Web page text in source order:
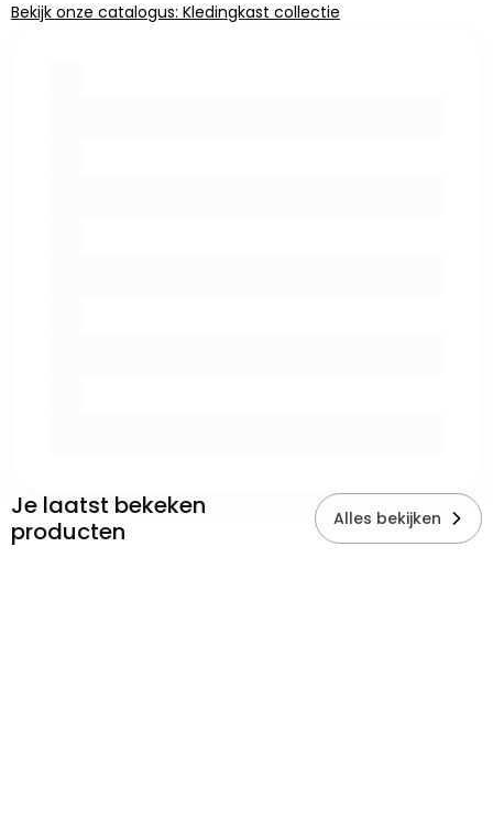
Bekijk onze catalogus: Kledingkast collectie
Je laatst bekeken
producten
Alles bekijken